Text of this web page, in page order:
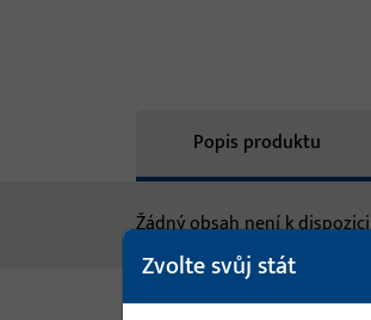
Popis produktu
Žádný obsah není k dispozici
Zvolte svůj stát